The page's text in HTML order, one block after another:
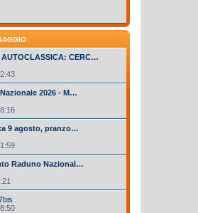
CERC…
2026 - M…
9 agosto, pranzo…
Raduno Nazional…